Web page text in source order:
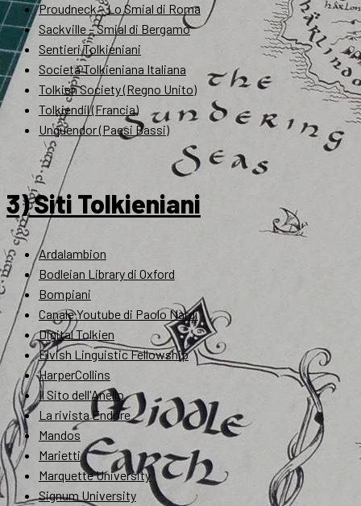
Proudneck – Lo Smial di Roma
Sackville – Smial di Bergamo
Sentieri Tolkieniani
Società Tolkieniana Italiana
Tolkien Society (Regno Unito)
Tolkiendil (Francia)
Unquendor (Paesi Bassi)
3) Siti Tolkieniani
Ardalambion
Bodleian Library di Oxford
Bompiani
Canale Youtube di Paolo Nardi
Digital Tolkien
Elvish Linguistic Fellowship
HarperCollins
Il Sito dell'Anello
La rivista Endóre
Mandos
Marietti
Marquette University
Signum University